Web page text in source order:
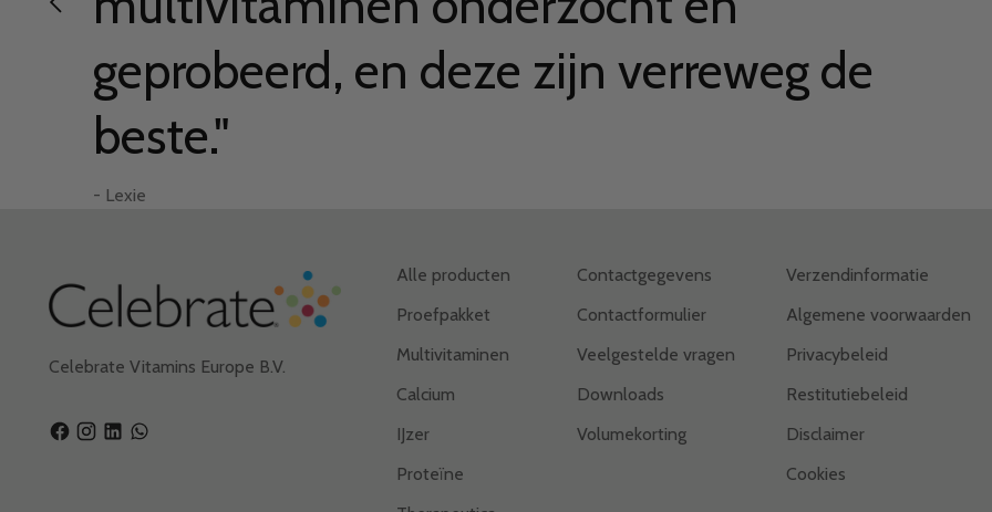
– Elizabeth
geprobeerd, en deze zijn verreweg de
beste."
- Lexie
– Brooke F.
- Jennifer M.
– Candis T.
– Gordon E.
– Elizabeth
- Lexie
Celebrate Vitamins Europe B.V.
Alle producten
Proefpakket
Multivitaminen
Calcium
IJzer
Proteïne
Contactgegevens
Contactformulier
Veelgestelde vragen
Downloads
Volumekorting
Verzendinformatie
Algemene voorwaarden
Privacybeleid
Restitutiebeleid
Disclaimer
Cookies